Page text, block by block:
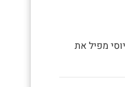
הוא מבקיע!!!! 4-1 ויוסי מפיל את